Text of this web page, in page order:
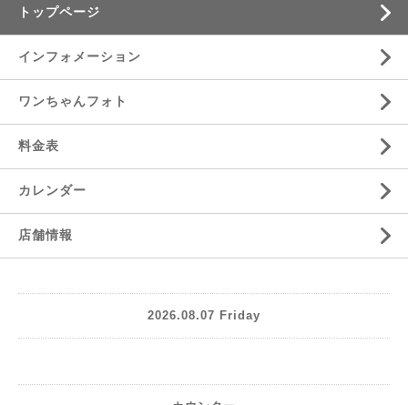
トップページ
インフォメーション
ワンちゃんフォト
料金表
カレンダー
店舗情報
2026.08.07 Friday